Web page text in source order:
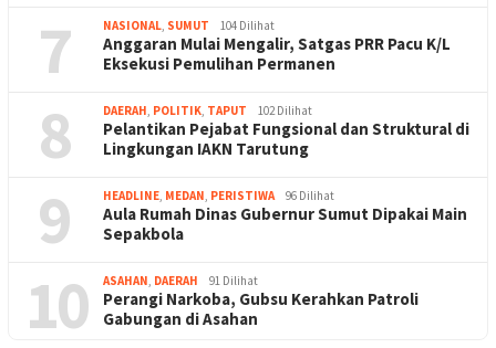
7 NASIONAL, SUMUT 104 Dilihat
Anggaran Mulai Mengalir, Satgas PRR Pacu K/L
Eksekusi Pemulihan Permanen
8 DAERAH, POLITIK, TAPUT 102 Dilihat
Pelantikan Pejabat Fungsional dan Struktural di
Lingkungan IAKN Tarutung
9 HEADLINE, MEDAN, PERISTIWA 96 Dilihat
Aula Rumah Dinas Gubernur Sumut Dipakai Main
Sepakbola
10 ASAHAN, DAERAH 91 Dilihat
Perangi Narkoba, Gubsu Kerahkan Patroli
Gabungan di Asahan